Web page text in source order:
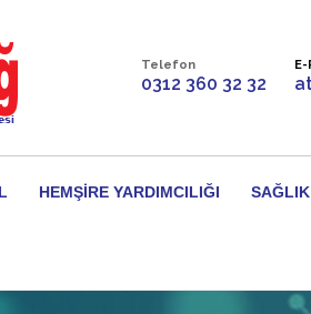
Telefon
0312 360 32 32
HEMŞIRE YARDIMCILIĞI